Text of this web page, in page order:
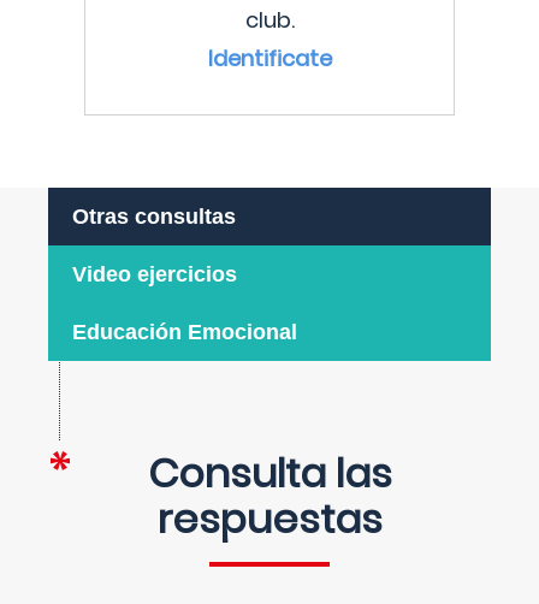
club.
Identificate
Otras consultas
Video ejercicios
Educación Emocional
Consulta las
respuestas